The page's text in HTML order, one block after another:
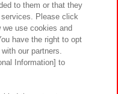
廻戦 懐玉・玉折 Luminasta
悟‐虚式「茈」
to them or that they
Please click
use cookies and
have the right to opt
our partners.
Information] to